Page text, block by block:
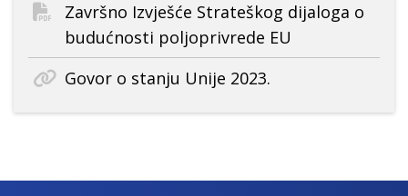
Završno Izvješće Strateškog dijaloga o
budućnosti poljoprivrede EU
Govor o stanju Unije 2023.